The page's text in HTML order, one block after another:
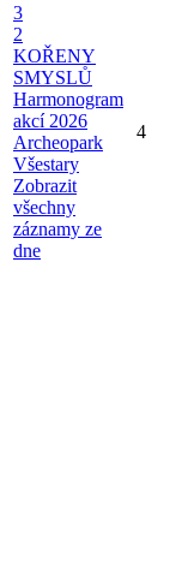
3
2
KOŘENY
SMYSLŮ
Harmonogram
akcí 2026
Archeopark
Všestary
Zobrazit
všechny
záznamy ze
dne
4